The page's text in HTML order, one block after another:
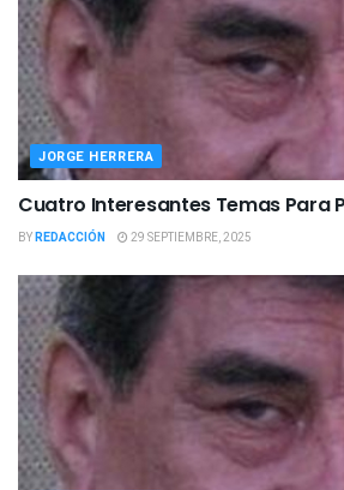
JORGE HERRERA
Cuatro Interesantes Temas Para
BYREDACCIÓN 29 SEPTIEMBRE, 2025